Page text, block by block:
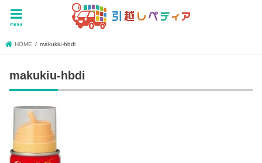
menu
HOME makukiu-hbdi
makukiu-hbdi